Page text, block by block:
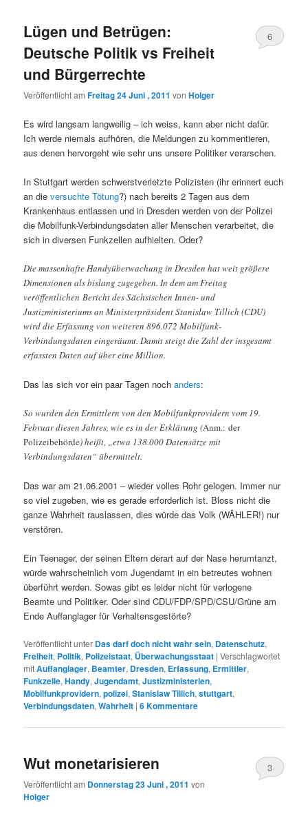
Lügen und Betrügen:
Deutsche Politik vs Freiheit
und Bürgerrechte
Veröffentlicht amFreitag 24 Juni , 2011 vonHolger
6
Es wird langsam langweilig – ich weiss, kann aber nicht dafür.
Ich werde niemals aufhören, die Meldungen zu kommentieren,
aus denen hervorgeht wie sehr uns unsere Politiker verarschen.
In Stuttgart werden schwerstverletzte Polizisten (ihr erinnert euch
an dieversuchte Tötung?) nach bereits 2 Tagen aus dem
Krankenhaus entlassen und in Dresden werden von der Polizei
die Mobilfunk-Verbindungsdaten aller Menschen verarbeitet, die
sich in diversen Funkzellen aufhielten. Oder?
Die massenhafte Handyüberwachung in Dresden hat weit größere
Dimensionen als bislang zugegeben. In dem am Freitag
veröffentlichen Bericht des Sächsischen Innen- und
Justizministeriums an Ministerpräsident Stanislaw Tillich (CDU)
wird die Erfassung von weiteren 896.072 Mobilfunk-
Verbindungsdaten eingeräumt. Damit steigt die Zahl der insgesamt
erfassten Daten auf über eine Million.
Das las sich vor ein paar Tagen nochanders:
So wurden den Ermittlern von den Mobilfunkprovidern vom 19.
Februar diesen Jahres, wie es in der Erklärung (Anm.: der
Polizeibehörde) heißt, „etwa 138.000 Datensätze mit
Verbindungsdaten“ übermittelt.
Das war am 21.06.2001 – wieder volles Rohr gelogen. Immer nur
so viel zugeben, wie es gerade erforderlich ist. Bloss nicht die
ganze Wahrheit rauslassen, dies würde das Volk (WÄHLER!) nur
verstören.
Ein Teenager, der seinen Eltern derart auf der Nase herumtanzt,
würde wahrscheinlich vom Jugendamt in ein betreutes wohnen
überführt werden. Sowas gibt es leider nicht für verlogene
Beamte und Politiker. Oder sind CDU/FDP/SPD/CSU/Grüne am
Ende Auffanglager für Verhaltensgestörte?
Veröffentlicht unter Das darf doch nicht wahr sein, Datenschutz,
Freiheit, Politik, Polizeistaat, Überwachungsstaat |Verschlagwortet
mitAuffanglager, Beamter, Dresden, Erfassung, Ermittler,
Funkzelle,Handy,Jugendamt,Justizministerien,
Mobilfunkprovidern,polizei,Stanislaw Tillich,stuttgart,
Verbindungsdaten,Wahrheit |6Kommentare
Wut monetarisieren
Veröffentlicht am Donnerstag 23 Juni , 2011 von
Holger
3